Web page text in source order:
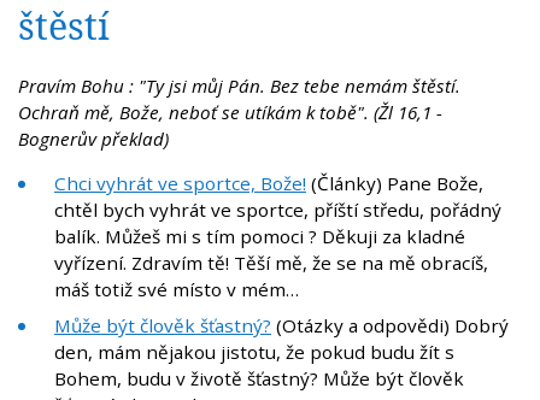
štěstí
Pravím Bohu : "Ty jsi můj Pán. Bez tebe nemám štěstí.
Ochraň mě, Bože, neboť se utíkám k tobě". (Žl 16,1 -
Bognerův překlad)
Chci vyhrát ve sportce, Bože! (Články) Pane Bože,
chtěl bych vyhrát ve sportce, příští středu, pořádný
balík. Můžeš mi s tím pomoci ? Děkuji za kladné
vyřízení. Zdravím tě! Těší mě, že se na mě obracíš,
máš totiž své místo v mém…
Může být člověk šťastný? (Otázky a odpovědi) Dobrý
den, mám nějakou jistotu, že pokud budu žít s
Bohem, budu v životě šťastný? Může být člověk